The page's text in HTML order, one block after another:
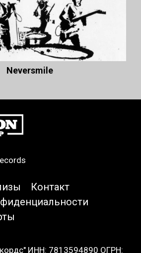
Neversmile
Контакт
ИНН: 7813594890 ОГРН: